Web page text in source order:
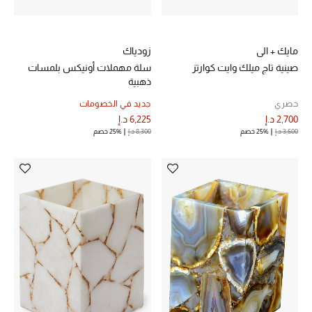
المكياج
مستحضرات العناية
العناية بالشعر
الصحة والعافية
هدايا
مجموعة الجمال
مايك + الي
صينية تاج ميلك وايت كوارتز
حصري
2,700 د.إ
3,600 د.إ 25% خصم
زودياك
سلة مهملات أونيكس بلمسات
ذهبية
جديد في الخصومات
6,225 د.إ
8,300 د.إ 25% خصم